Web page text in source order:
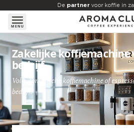
Skip to main content
De partnervoor koffie in
MENU
Zakelijke koffiemachine
bedrijf
Volautomatische koffiemachine of
bedrijf.